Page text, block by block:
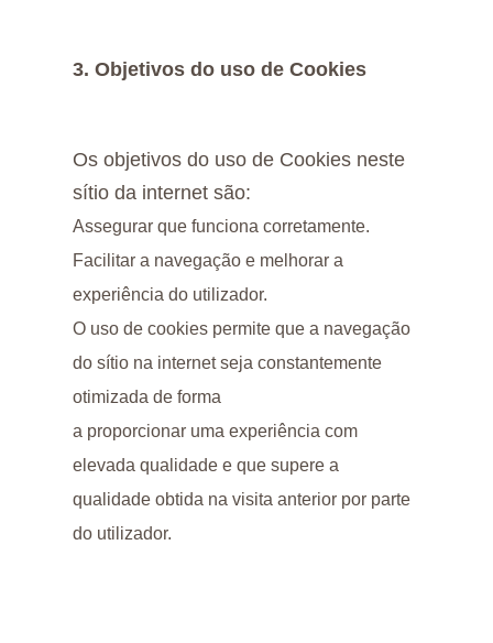
3. Objetivos do uso de Cookies
Os objetivos do uso de Cookies neste
sítio da internet são:
Assegurar que funciona corretamente.
Facilitar a navegação e melhorar a
experiência do utilizador.
O uso de cookies permite que a navegação
do sítio na internet seja constantemente
otimizada de forma
a proporcionar uma experiência com
elevada qualidade e que supere a
qualidade obtida na visita anterior por parte
do utilizador.